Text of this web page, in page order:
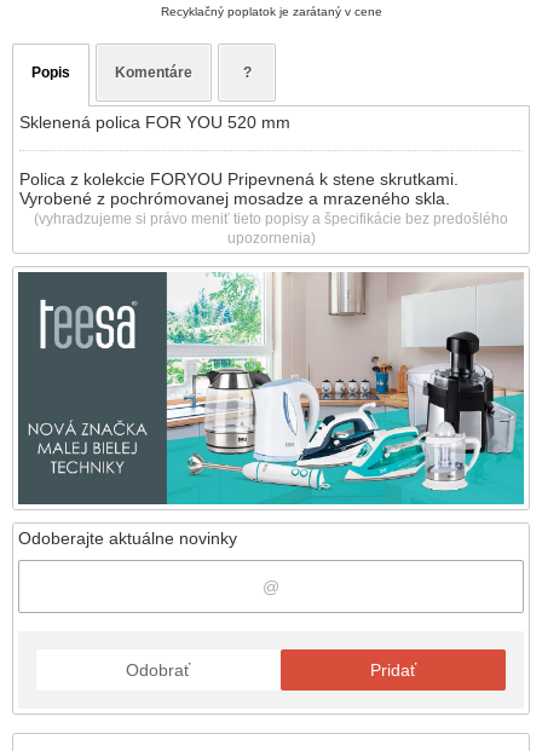
Odoberajte aktuálne novinky
Odobrať Pridať
Recyklačný poplatok je zarátaný v cene
Popis Komentáre ?
Sklenená polica FOR YOU 520 mm
Polica z kolekcie FORYOU Pripevnená k stene skrutkami.
Vyrobené z pochrómovanej mosadze a mrazeného skla.
(vyhradzujeme si právo meniť tieto popisy a špecifikácie bez predošlého
upozornenia)